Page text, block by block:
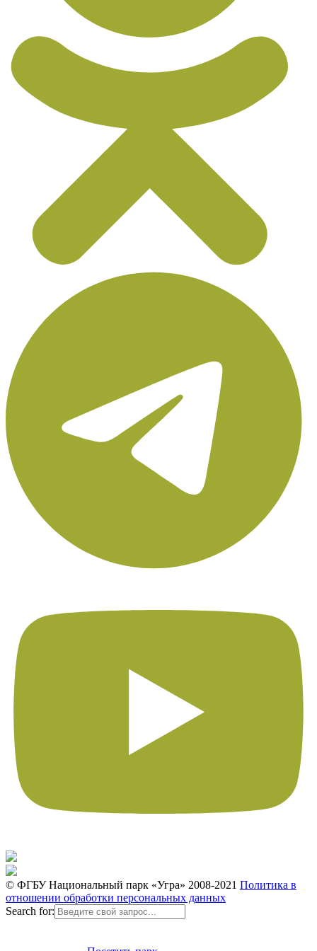
© ФГБУ Национальный парк «Угра» 2008-2021 Политика в
отношении обработки персональных данных
Search for: